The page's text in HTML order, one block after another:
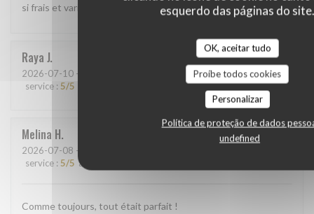
esquerdo das páginas do site.
OK, aceitar tudo
Proíbe todos cookies
Personalizar
Política de proteção de dados
undefined
si frais et variés étaient absolument délicieux
Raya J
2026-07-10 - 13:45 - guests 2
service : 5/5 quality_price:5/5
Melina H
2026-07-08 - 20:00 - guests 2
service : 5/5 ambience
Comme toujours, tout était parfait !